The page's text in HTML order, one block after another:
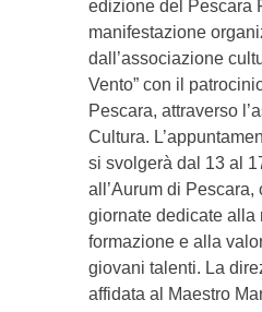
edizione del Pescara
manifestazione
dall’associazione
Vento” con il
Pescara, attraverso
Cultura.
si svolgerà dal 13 al
all’Aurum di Pescara,
giornate dedicate alla
formazione e alla
giovani talenti. La
affidata al Maestro